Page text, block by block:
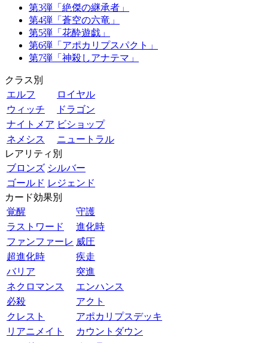
第3弾「絶傑の継承者」
第4弾「蒼空の六竜」
第5弾「花酔遊戯」
第6弾「アポカリプスパクト」
第7弾「神殺しアナテマ」
クラス別
エルフ
ロイヤル
ウィッチ
ドラゴン
ナイトメア ビショップ
ネメシス
ニュートラル
レアリティ別
ブロンズ シルバー
ゴールド レジェンド
カード効果別
覚醒
守護
ラストワード
進化時
ファンファーレ 威圧
超進化時
疾走
バリア
突進
ネクロマンス
エンハンス
必殺
アクト
クレスト
アポカリプスデッキ
リアニメイト
カウントダウン